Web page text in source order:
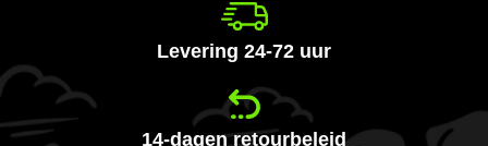
Levering 24-72 uur
14-dagen retourbeleid